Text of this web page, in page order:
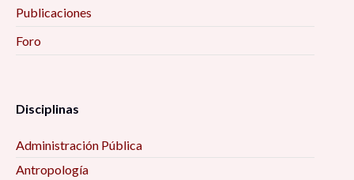
Publicaciones
Foro
Disciplinas
Administración Pública
Antropología